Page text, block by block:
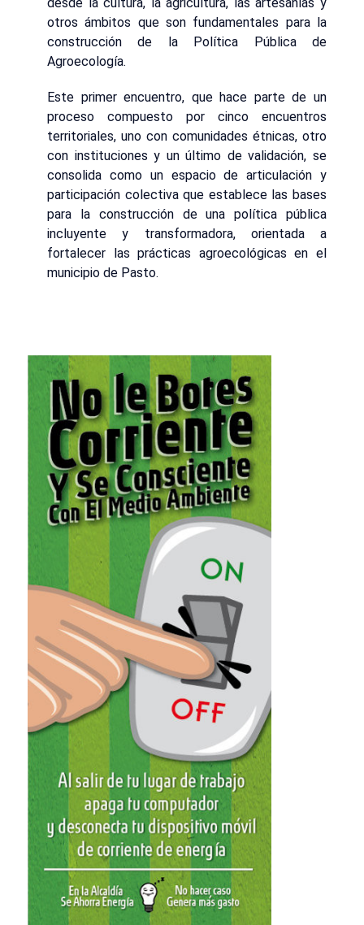
otros ámbitos que son fundamentales para la
construcción de la Política Pública de
Agroecología.
Este primer encuentro, que hace parte de un
proceso compuesto por cinco encuentros
territoriales, uno con comunidades étnicas, otro
con instituciones y un último de validación, se
consolida como un espacio de articulación y
participación colectiva que establece las bases
para la construcción de una política pública
incluyente y transformadora, orientada a
fortalecer las prácticas agroecológicas en el
municipio de Pasto.